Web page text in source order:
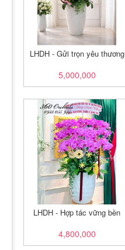
LHDH - Gửi trọn yêu thương
5,000,000
LHDH - Hợp tác vững bền
4,800,000